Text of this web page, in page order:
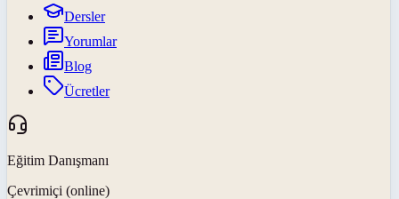
Dersler
Yorumlar
Blog
Ücretler
Eğitim Danışmanı
Çevrimiçi (online)